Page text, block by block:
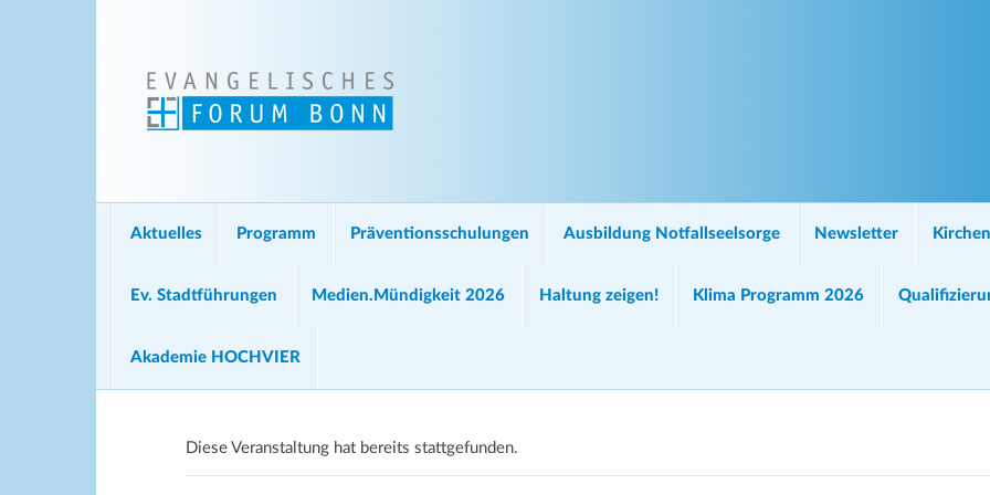
Aktuelles Programm Präventionsschulungen Ausbildung Notfallseelsorge Newsletter
Ev. Stadtführungen Medien.Mündigkeit 2026 Haltung zeigen! Klima Programm 2026
Akademie HOCHVIER
Diese Veranstaltung hat bereits stattgefunden.